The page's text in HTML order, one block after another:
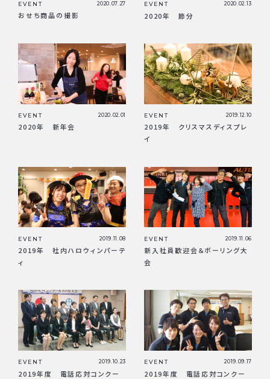
EVENT 2020.07.27
おせち商品の撮影
EVENT 2020.02.13
2020年 節分
EVENT 2020.02.01
2020年 新年会
EVENT 2019.12.10
2019年 クリスマスディスプレ
イ
EVENT 2019.11.08
2019年 社内ハロウィンパーテ
ィ
EVENT 2019.11.06
新入社員歓迎会＆ボーリング大
会
EVENT 2019.10.23
2019年度 電話応対コンクー
EVENT 2019.09.17
2019年度 電話応対コンクー